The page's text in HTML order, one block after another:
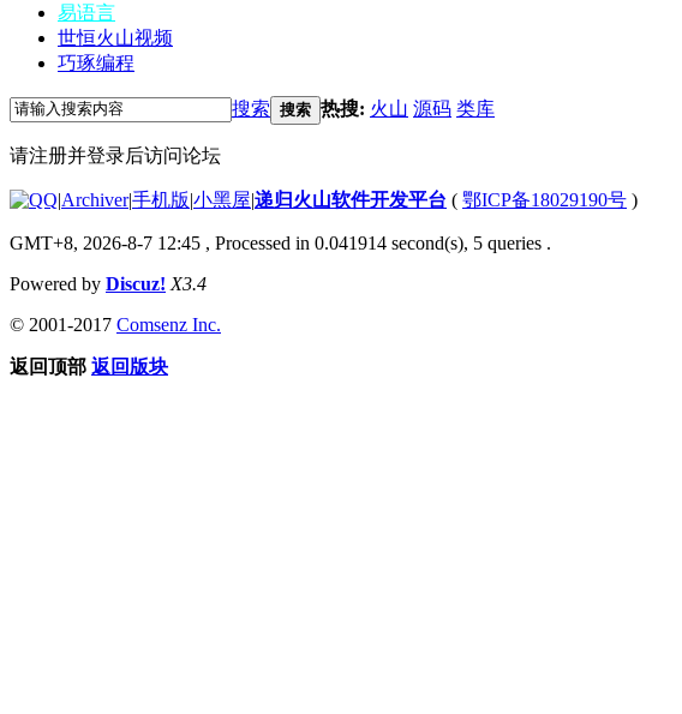
易语言
世恒火山视频
巧琢编程
搜索 搜索 热搜: 火山 源码 类库
请注册并登录后访问论坛
|Archiver|手机版|小黑屋|递归火山软件开发平台 ( 鄂ICP备18029190号 )
GMT+8, 2026-8-7 12:45 , Processed in 0.041914 second(s), 5 queries .
Powered by Discuz! X3.4
© 2001-2017 Comsenz Inc.
返回顶部 返回版块